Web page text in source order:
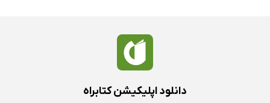
دانلود اپلیکیشن کتابراه